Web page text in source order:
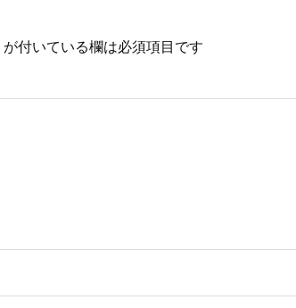
が付いている欄は必須項目です